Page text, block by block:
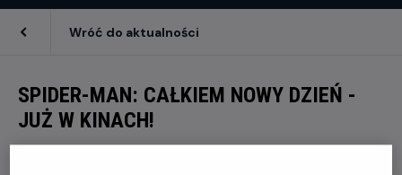
SPIDER-MAN: CAŁKIEM NOWY DZIEŃ -
JUŻ W KINACH!
Wróć do aktualności